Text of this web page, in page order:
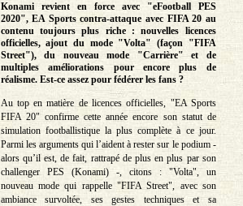
Konami revient en force avec "eFootball PES
2020", EA Sports contra-attaque avec FIFA 20 au
contenu toujours plus riche : nouvelles licences
officielles, ajout du mode "Volta" (façon "FIFA
Street"), du nouveau mode "Carrière" et de
multiples améliorations pour encore plus de
réalisme. Est-ce assez pour fédérer les fans ?
Au top en matière de licences officielles, "EA Sports
FIFA 20" confirme cette année encore son statut de
simulation footballistique la plus complète à ce jour.
Parmi les arguments qui l’aident à rester sur le podium -
alors qu’il est, de fait, rattrapé de plus en plus par son
challenger PES (Konami) -, citons : "Volta", un
nouveau mode qui rappelle "FIFA Street", avec son
ambiance survoltée, ses gestes techniques et sa